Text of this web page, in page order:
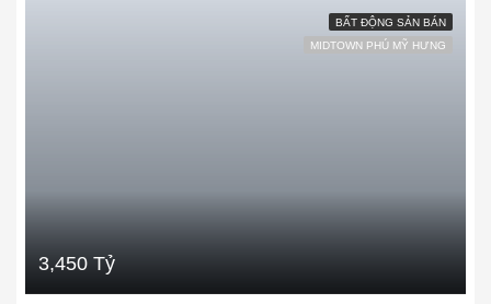
BẤT ĐỘNG SẢN BÁN
MIDTOWN PHÚ MỸ HƯNG
3,450 Tỷ